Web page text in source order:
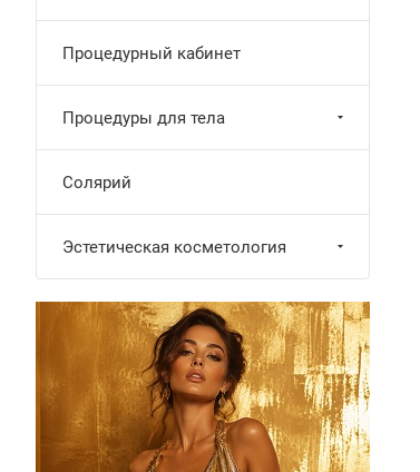
Процедурный кабинет
Процедуры для тела
Солярий
Эстетическая косметология